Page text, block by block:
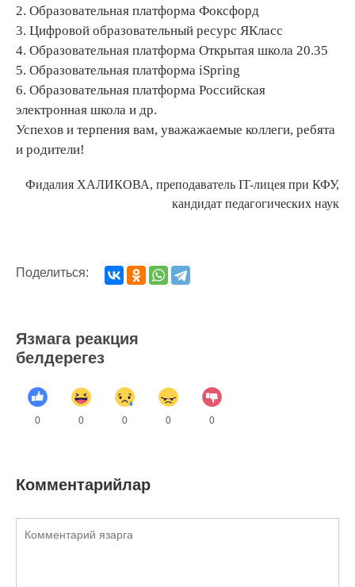
2. Образовательная платформа Фоксфорд
3. Цифровой образовательный ресурс ЯКласс
4. Образовательная платформа Открытая школа 20.35
5. Образовательная платформа iSpring
6. Образовательная платформа Российская
электронная школа и др.
Успехов и терпения вам, уважажаемые коллеги, ребята
и родители!
Фидалия ХАЛИКОВА, преподаватель IT-лицея при КФУ,
кандидат педагогических наук
Поделиться:
Язмага реакция
белдерегез
0 0 0 0 0
Комментарийлар